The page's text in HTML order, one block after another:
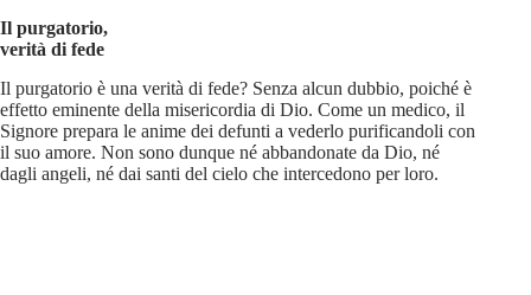
Il purgatorio,
verità di fede
Il purgatorio è una verità di fede? Senza alcun dubbio, poiché è
effetto eminente della misericordia di Dio. Come un medico, il
Signore prepara le anime dei defunti a vederlo purificandoli con
il suo amore. Non sono dunque né abbandonate da Dio, né
dagli angeli, né dai santi del cielo che intercedono per loro.